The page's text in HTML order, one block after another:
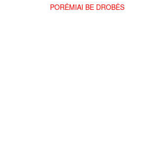
PORĖMIAI BE DROBĖS